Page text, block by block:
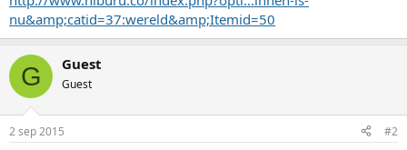
nu&amp;catid=37:wereld&amp;Itemid=50
G Guest
Guest
2 sep 2015 #2